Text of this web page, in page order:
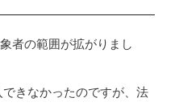
者の範囲が拡がりまし
きなかったのですが、法